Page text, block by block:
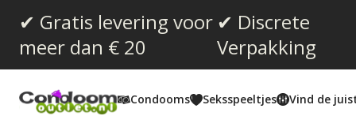
✔ Gratis levering voor
meer dan € 20
✔ Discrete
Verpakking
Condooms Seksspeeltjes Vind de
Gemiddelde beoordeling:
0.0 aantal stemmen: